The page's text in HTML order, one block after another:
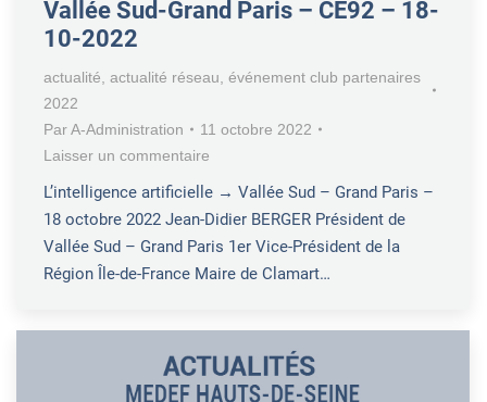
Vallée Sud-Grand Paris – CE92 – 18-
10-2022
actualité actualité réseau événement club partenaires
2022
ParA-Administration
11 octobre 2022
Laisser un commentaire
L’intelligence artificielle → Vallée Sud – Grand Paris –
18 octobre 2022 Jean-Didier BERGER Président de
Vallée Sud – Grand Paris 1er Vice-Président de la
Région Île-de-France Maire de Clamart…